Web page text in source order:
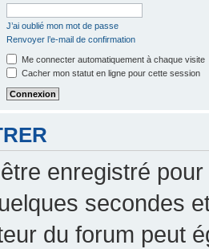
J’ai oublié mon mot de passe
Renvoyer l’e-mail de confirmation
Me connecter automatiquement à chaque visite
Cacher mon statut en ligne pour cette session
enregistré
secondes
du forum peut